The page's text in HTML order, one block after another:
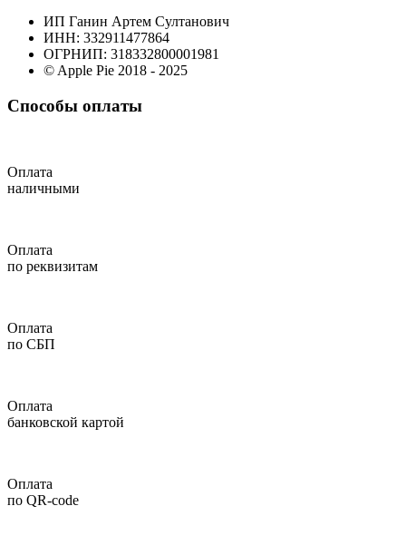
ИП Ганин Артем Султанович
ИНН: 332911477864
ОГРНИП: 318332800001981
© Apple Pie 2018 - 2025
Способы оплаты
Оплата
наличными
Оплата
по реквизитам
Оплата
по СБП
Оплата
банковской картой
Оплата
по QR-code